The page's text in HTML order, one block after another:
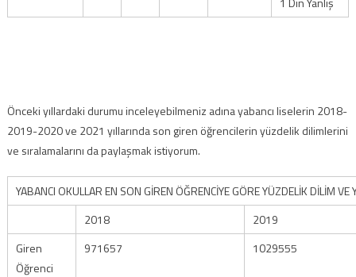
Önceki yıllardaki durumu inceleyebilmeniz adına yabancı liselerin 2018-
2019-2020 ve 2021 yıllarında son giren öğrencilerin yüzdelik dilimlerini
ve sıralamalarını da paylaşmak istiyorum.
YABANCI OKULLAR EN SON GİREN ÖĞRENCİYE GÖRE YÜZDELİK DİLİM
2018
2019
Giren
Öğrenci
971657 1029555